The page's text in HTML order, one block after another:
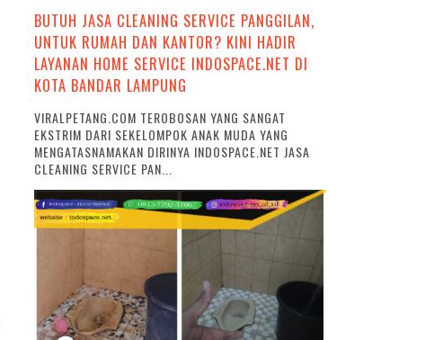
BUTUH JASA CLEANING SERVICE PANGGILAN,
UNTUK RUMAH DAN KANTOR? KINI HADIR
LAYANAN HOME SERVICE INDOSPACE.NET DI
KOTA BANDAR LAMPUNG
VIRALPETANG.COM TEROBOSAN YANG SANGAT
EKSTRIM DARI SEKELOMPOK ANAK MUDA YANG
MENGATASNAMAKAN DIRINYA INDOSPACE.NET JASA
CLEANING SERVICE PAN...